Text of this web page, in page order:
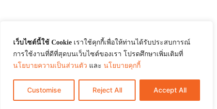
เว็บไซต์นี้ใช้ Cookie เราใช้คุกกี้เพื่อให้ท่านได้รับประสบการณ์
การใช้งานที่ดีที่สุดบนเว็บไซต์ของเรา โปรดศึกษาเพิ่มเติมที่
นโยบายความเป็นส่วนตัว และ นโยบายคุกกี้
Customise Reject All Accept All